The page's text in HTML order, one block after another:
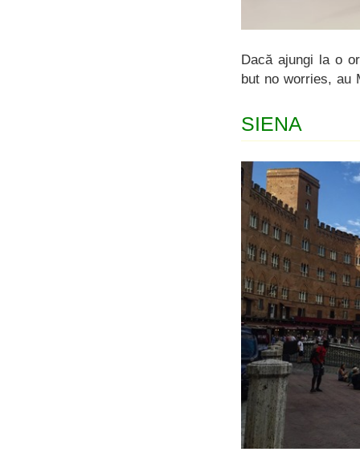
Dacă ajungi la o
but no worries, au
SIENA